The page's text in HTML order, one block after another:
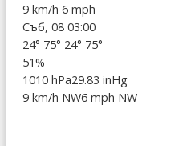
9 km/h 6 mph
Съб, 08 03:00
24° 75° 24° 75°
51%
1010 hPa29.83 inHg
9 km/h NW6 mph NW